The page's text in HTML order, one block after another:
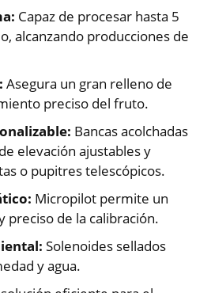
Capaz de procesar hasta 5
alcanzando producciones de
Asegura un gran relleno de
preciso del fruto.
Bancas acolchadas
elevación ajustables y
o pupitres telescópicos.
Micropilot permite un
preciso de la calibración.
Solenoides sellados
y agua.